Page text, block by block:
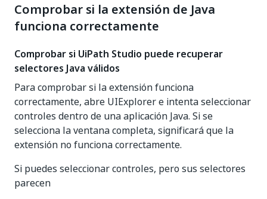
Comprobar si la extensión de Java
funciona correctamente
Comprobar si UiPath Studio puede recuperar
selectores Java válidos
Para comprobar si la extensión funciona
correctamente, abre UIExplorer e intenta seleccionar
controles dentro de una aplicación Java. Si se
selecciona la ventana completa, significará que la
extensión no funciona correctamente.
Si puedes seleccionar controles, pero sus selectores
parecen